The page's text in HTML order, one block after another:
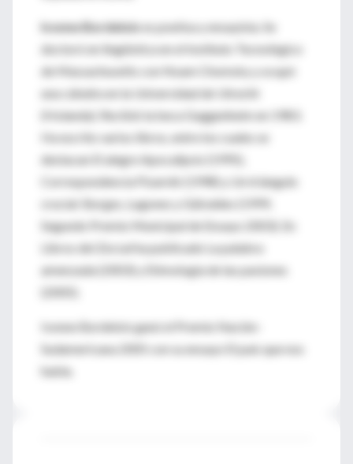
Ivonne Bordeloises poetisa y ensayista. Se
doctoró en lingüística en el Instituto Tecnológico
de Massachusetts con Noam Chomsky y ocupó
una cátedra en la Universidad de Utrecht
(Holanda). Recibió la beca Guggenheim en 1983.
Ha escrito varios libros, entre los cuales se
destacan El alegre Apocalipsis (1995),
Correspondencia Pizarnik (1998) y Un triángulo
crucial: Borges, Lugones y Güiraldes (1999,
Segundo Premio Municipal de Ensayo 2003). En
Libros del Zorzal ha publicado La palabra
amenzada (2003) y Etimología de las pasiones
(2005).
Ivonne Bordelois ganó el Premio Nación-
Sudamericana 2005 con su ensayo El país que nos
habla.